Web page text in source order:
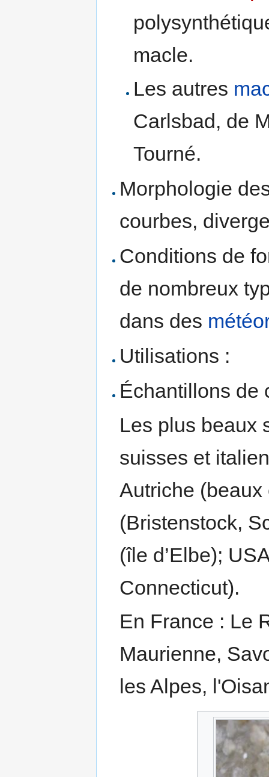
macle.
Les autres
Carlsbad, de
Tourné.
Morphologie
courbes,
Conditions de
de nombreux
dans des
Utilisations :
Échantillons de
Les plus beaux
suisses et
Autriche
(Bristenstock,
(île d’Elbe);
Connecticut).
En France : Le
Maurienne,
les Alpes,